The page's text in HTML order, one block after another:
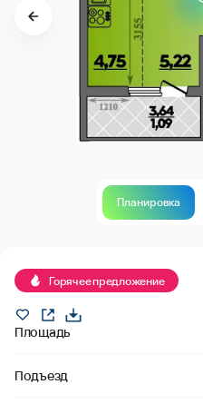
Планировка
Горячее предложение
Площадь
Подъезд